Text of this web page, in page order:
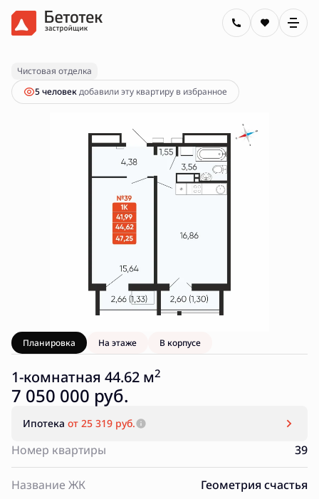
1-комнатная44.62 м 7 050 000 руб.
Ипотекаот 25 319 руб.
Чистовая отделка
5 человекдобавили эту квартиру в избранное
Планировка На этаже В корпусе
1-комнатная 44.62 м2
7 050 000 руб.
Ипотека от 25 319 руб.
Номер квартиры 39
Название ЖК Геометрия счастья